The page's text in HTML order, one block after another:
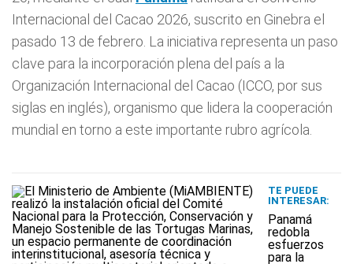
Internacional del Cacao 2026, suscrito en Ginebra el
pasado 13 de febrero. La iniciativa representa un paso
clave para la incorporación plena del país a la
Organización Internacional del Cacao (ICCO, por sus
siglas en inglés), organismo que lidera la cooperación
mundial en torno a este importante rubro agrícola.
TE PUEDE
INTERESAR:
Panamá
redobla
esfuerzos
para la